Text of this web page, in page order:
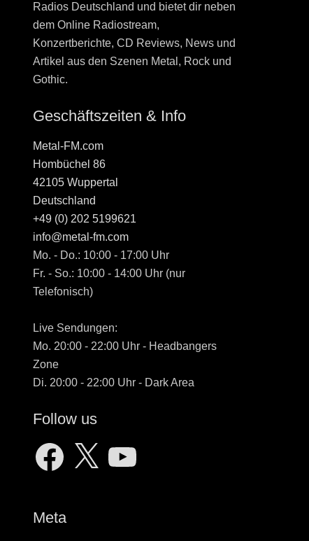
Radios Deutschland und bietet dir neben
dem Online Radiostream,
Konzertberichte, CD Reviews, News und
Artikel aus den Szenen Metal, Rock und
Gothic.
Geschäftszeiten & Info
Metal-FM.com
Hombüchel 86
42105 Wuppertal
Deutschland
+49 (0) 202 5199621
info@metal-fm.com
Mo. - Do.: 10:00 - 17:00 Uhr
Fr. - So.: 10:00 - 14:00 Uhr (nur
Telefonisch)
Live Sendungen:
Mo. 20:00 - 22:00 Uhr - Headbangers
Zone
Di. 20:00 - 22:00 Uhr - Dark Area
Follow us
Facebook
X YouTube
Meta